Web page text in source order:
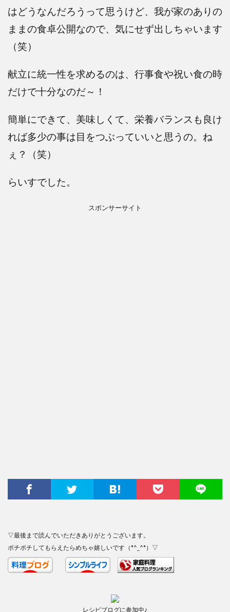
はどうなんだろうって思うけど、我が家のありの
ままの食卓公開なので、気にせず出しちゃいます
（笑）
献立に統一性を求めるのは、行事食や祝い食の時
だけで十分なのだ～！
簡単にできて、美味しくて、栄養バランスも良け
れば多少の事は目をつぶっていいと思うの。ね
ぇ？（笑）
らいすでした。
スポンサーサイト
▽最後まで読んでいただきありがとうございます。
ポチポチしてもらえたらめちゃ嬉しいです（*^_^*）▽
レシピブログに参加中♪